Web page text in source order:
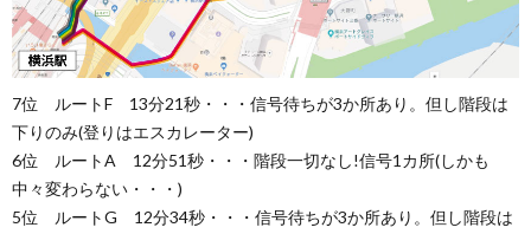
7位 ルートF 13分21秒・・・信号待ちが3か所あり。但し階段は
下りのみ(登りはエスカレーター)
6位 ルートA 12分51秒・・・階段一切なし!信号1カ所(しかも
中々変わらない・・・)
5位 ルートG 12分34秒・・・信号待ちが3か所あり。但し階段は